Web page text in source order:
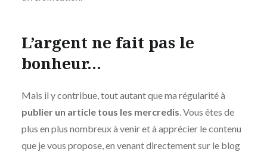
L’argent ne fait pas le
bonheur…
Mais il y contribue, tout autant que ma régularité à
publier un article tous les mercredis. Vous êtes de
plus en plus nombreux à venir et à apprécier le contenu
que je vous propose, en venant directement sur le blog